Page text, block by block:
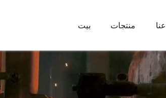
بيت منتجات